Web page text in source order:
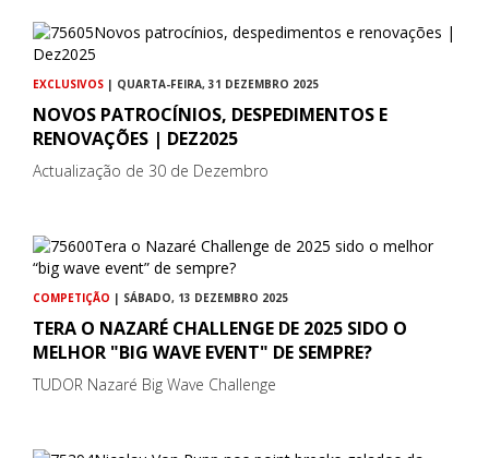
EXCLUSIVOS | QUARTA-FEIRA, 31 DEZEMBRO 2025
NOVOS PATROCÍNIOS, DESPEDIMENTOS E
RENOVAÇÕES | DEZ2025
Actualização de 30 de Dezembro
COMPETIÇÃO | SÁBADO, 13 DEZEMBRO 2025
TERA O NAZARÉ CHALLENGE DE 2025 SIDO O
MELHOR "BIG WAVE EVENT" DE SEMPRE?
TUDOR Nazaré Big Wave Challenge